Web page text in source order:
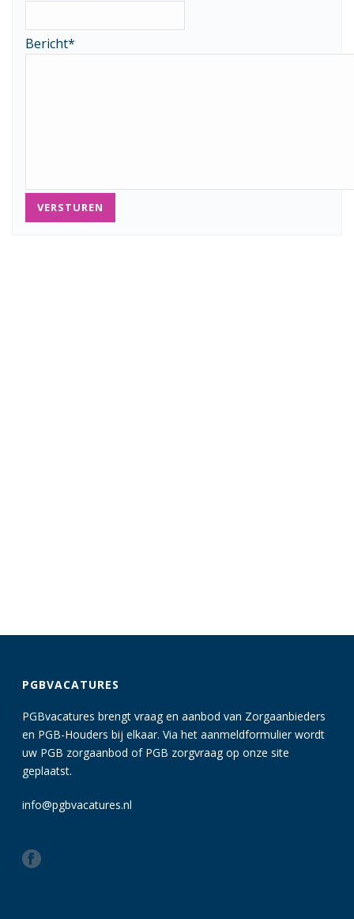
Bericht*
PGBVACATURES
PGBvacatures brengt vraag en aanbod van Zorgaanbieders
en PGB-Houders bij elkaar. Via het aanmeldformulier wordt
uw PGB zorgaanbod of PGB zorgvraag op onze site
geplaatst.
info@pgbvacatures.nl